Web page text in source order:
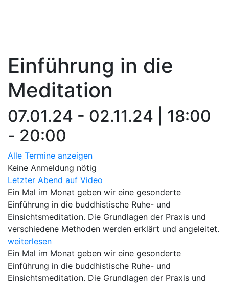
Einführung in die
Meditation
07.01.24 - 02.11.24 | 18:00
- 20:00
Alle Termine anzeigen
Keine Anmeldung nötig
Letzter Abend auf Video
Ein Mal im Monat geben wir eine gesonderte
Einführung in die buddhistische Ruhe- und
Einsichtsmeditation. Die Grundlagen der Praxis und
verschiedene Methoden werden erklärt und angeleitet.
weiterlesen
Ein Mal im Monat geben wir eine gesonderte
Einführung in die buddhistische Ruhe- und
Einsichtsmeditation. Die Grundlagen der Praxis und